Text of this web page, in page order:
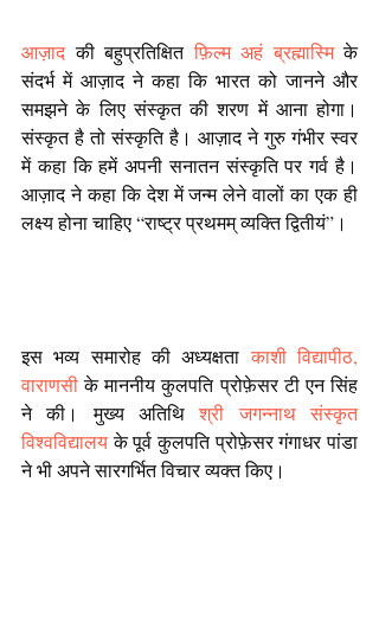
आज़ाद की बहुप्रतिक्षित फ़िल्म अहं ब्रह्मास्मि के
संदर्भ में आज़ाद ने कहा कि भारत को जानने और
समझने के लिए संस्कृत की शरण में आना होगा।
संस्कृत है तो संस्कृति है। आज़ाद ने गुरु गंभीर स्वर
में कहा कि हमें अपनी सनातन संस्कृति पर गर्व है।
आज़ाद ने कहा कि देश में जन्म लेने वालों का एक ही
लक्ष्य होना चाहिए “राष्ट्र प्रथमम् व्यक्ति द्वितीयं”।
इस भव्य समारोह की अध्यक्षता काशी विद्यापीठ,
वाराणसी के माननीय कुलपति प्रोफ़ेसर टी एन सिंह
ने की। मुख्य अतिथि श्री जगन्नाथ संस्कृत
विश्वविद्यालय के पूर्व कुलपति प्रोफ़ेसर गंगाधर पांडा
ने भी अपने सारगर्भित विचार व्यक्त किए।